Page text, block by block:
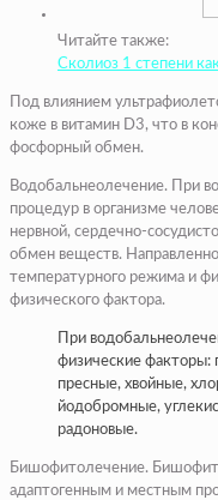
Читайте также:
Сколиоз 1 степени
Под влиянием
коже в витамин D3, что в
фосфорный обмен.
Водобальнеолечение. При
процедур в организме
нервной, сердечно-
обмен веществ.
температурного режима и
физического фактора.
При
физические
пресные, хвойные,
йодобромные,
радоновые.
Бишофитолечение.
адаптогенным и местным